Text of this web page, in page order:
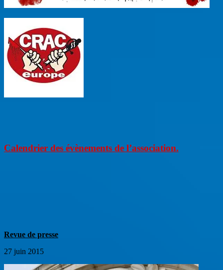
Calendrier des évènements de l’association.
Revue de presse
27 juin 2015